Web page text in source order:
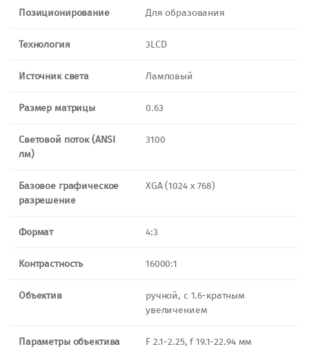
Позиционирование Для образования
Технология 3LCD
Источник света Ламповый
Размер матрицы 0.63
Световой поток (ANSI
лм)
3100
Базовое графическое
разрешение
XGA (1024 x 768)
Формат 4:3
Контрастность 16000:1
Объектив
ручной, с 1.6-кратным
увеличением
Параметры объектива F 2.1-2.25, f 19.1-22.94 мм